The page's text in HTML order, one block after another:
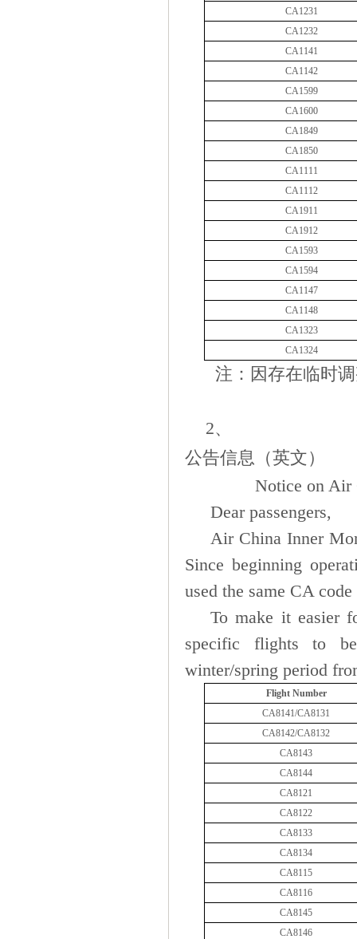
CA1231
CA1232
CA1141
CA1142
CA1599
CA1600
CA1849
CA1850
CA1111
CA1112
CA1911
CA1912
CA1593
CA1594
CA1147
CA1148
CA1323
CA1324
注：因存在临时
2、
公告信息（英文）
Notice on Air
Dear passengers,
Air China Inner
Since beginning
used the same CA code
To make it easier
specific flights to
winter/spring period
Flight Number
CA8141/CA8131
CA8142/CA8132
CA8143
CA8144
CA8121
CA8122
CA8133
CA8134
CA8115
CA8116
CA8145
CA8146